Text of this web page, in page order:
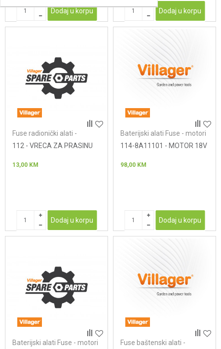
Dodaj u korpu Dodaj u korpu
Fuse radionički alati -
112 - VRECA ZA PRASINU
13,00 KM
Dodaj u korpu
Baterijski alati Fuse - motori
114-8A11101 - MOTOR 18V
98,00 KM
Dodaj u korpu
Baterijski alati Fuse - motori
Fuse baštenski alati -